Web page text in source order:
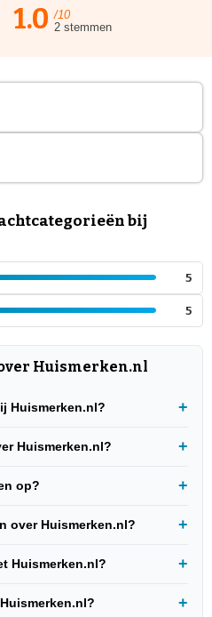
1.0 /10
2 stemmen
bij
5
5
Huismerken.nl
Huismerken.nl?
Huismerken.nl?
op?
over Huismerken.nl?
Huismerken.nl?